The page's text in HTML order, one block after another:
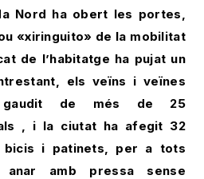
Nord ha obert les portes,
«xiringuito» de la mobilitat
de l’habitatge ha pujat un
els veïns i veïnes
de més de 25
, i la ciutat ha afegit 32
bicis i patinets, per a tots
amb pressa sense